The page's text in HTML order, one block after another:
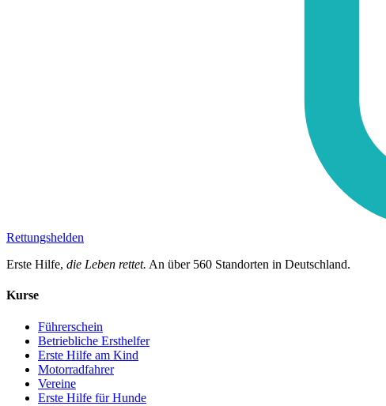
Rettungshelden
Erste Hilfe, die Leben rettet. An über 560 Standorten in Deutschland.
Kurse
Führerschein
Betriebliche Ersthelfer
Erste Hilfe am Kind
Motorradfahrer
Vereine
Erste Hilfe für Hunde